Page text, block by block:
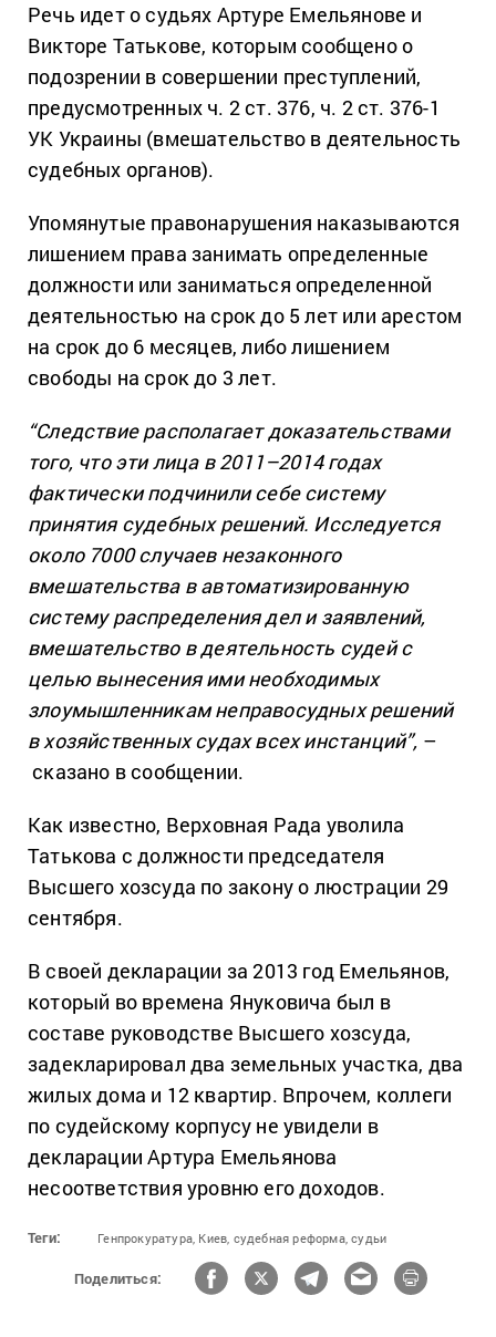
Речь идет о судьях Артуре Емельянове и
Викторе Татькове, которым сообщено о
подозрении в совершении преступлений,
предусмотренных ч. 2 ст. 376, ч. 2 ст. 376-1
УК Украины (вмешательство в деятельность
судебных органов).
Упомянутые правонарушения наказываются
лишением права занимать определенные
должности или заниматься определенной
деятельностью на срок до 5 лет или арестом
на срок до 6 месяцев, либо лишением
свободы на срок до 3 лет.
“Следствие располагает доказательствами
того, что эти лица в 2011–2014 годах
фактически подчинили себе систему
принятия судебных решений. Исследуется
около 7000 случаев незаконного
вмешательства в автоматизированную
систему распределения дел и заявлений,
вмешательство в деятельность судей с
целью вынесения ими необходимых
злоумышленникам неправосудных решений
в хозяйственных судах всех инстанций”, –
сказано в сообщении.
Как известно, Верховная Рада уволила
Татькова с должности председателя
Высшего хозсуда по закону о люстрации 29
сентября.
В своей декларации за 2013 год Емельянов,
который во времена Януковича был в
составе руководстве Высшего хозсуда,
задекларировал два земельных участка, два
жилых дома и 12 квартир. Впрочем, коллеги
по судейскому корпусу не увидели в
декларации Артура Емельянова
несоответствия уровню его доходов.
Теги: Генпрокуратура, Киев, судебная реформа, судьи
Поделиться: